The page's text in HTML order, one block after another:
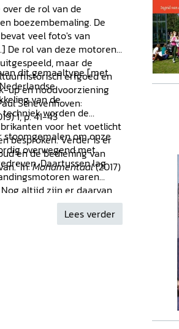
de rol van de
boezembemaling. De
veel foto's van
De rol van deze motoren
maar de
erfgoed en
up en noodvoorziening
Schevenhoven:
1, p. 41-43
dit gemaaltype [met
van de
worden de
voor het voetlicht
besproken. Verder is er
en de bediening van
In:Monumentaal(2017)
stoomgemalen om onze
overwegend met
Daartussen lag
waren
altijd zijn er daarvan
geteld. Daarom kijkt
[...] Met veel
Lees verder